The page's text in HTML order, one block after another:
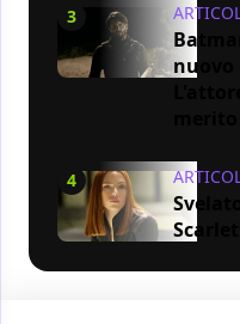
3
nuovo
4